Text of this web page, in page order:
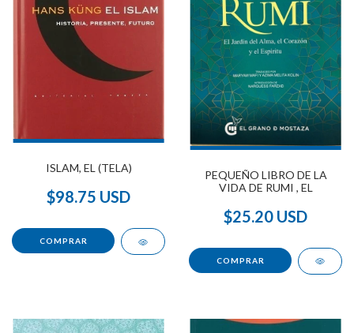
ISLAM, EL (TELA)
$98.75 USD
PEQUEÑO LIBRO DE LA
VIDA DE RUMI , EL
$25.20 USD